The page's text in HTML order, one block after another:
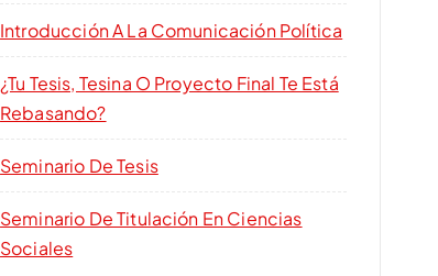
Introducción A La Comunicación Política
¿Tu Tesis, Tesina O Proyecto Final Te Está
Rebasando?
Seminario De Tesis
Seminario De Titulación En Ciencias
Sociales